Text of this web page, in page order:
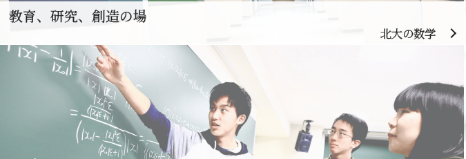
教育、研究、創造の場
北大の数学